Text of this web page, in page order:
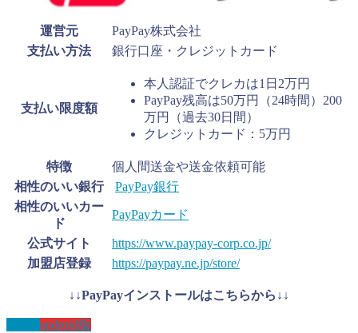
運営元
PayPay株式会社
支払い方法
銀行口座・クレジットカード
支払い限度額
本人認証でクレカは1日2万円
PayPay残高は50万円（24時間）200
万円（過去30日間）
クレジットカード：5万円
特徴
個人間送金や送金依頼可能
相性のいい銀行
PayPay銀行
相性のいいカー
ド
PayPayカード
公式サイト
https://www.paypay-corp.co.jp/
加盟店登録
https://paypay.ne.jp/store/
↓↓PayPayインストールはこちらから↓↓
android版